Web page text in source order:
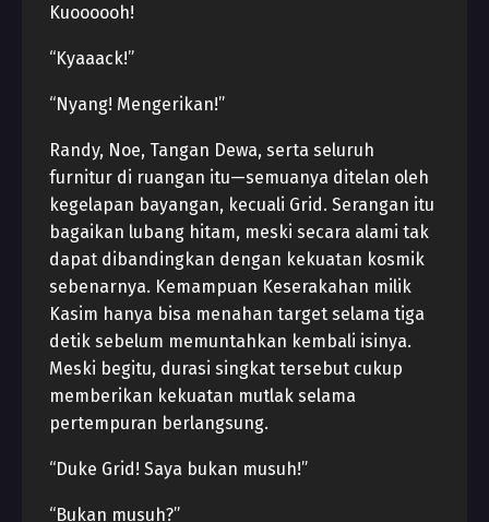
Kuoooooh!
“Kyaaack!”
“Nyang! Mengerikan!”
Randy, Noe, Tangan Dewa, serta seluruh
furnitur di ruangan itu—semuanya ditelan oleh
kegelapan bayangan, kecuali Grid. Serangan itu
bagaikan lubang hitam, meski secara alami tak
dapat dibandingkan dengan kekuatan kosmik
sebenarnya. Kemampuan Keserakahan milik
Kasim hanya bisa menahan target selama tiga
detik sebelum memuntahkan kembali isinya.
Meski begitu, durasi singkat tersebut cukup
memberikan kekuatan mutlak selama
pertempuran berlangsung.
“Duke Grid! Saya bukan musuh!”
“Bukan musuh?”